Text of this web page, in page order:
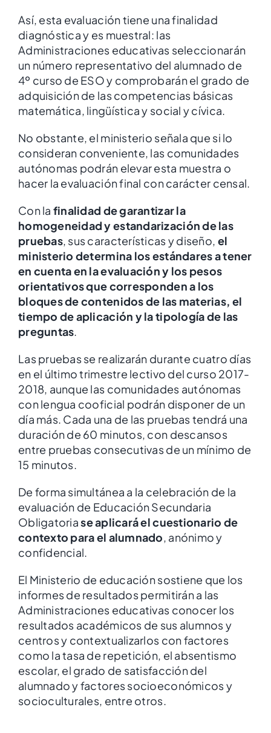
Así, esta evaluación tiene una finalidad
diagnóstica y es muestral: las
Administraciones educativas seleccionarán
un número representativo del alumnado de
4º curso de ESO y comprobarán el grado de
adquisición de las competencias básicas
matemática, lingüística y social y cívica.
No obstante, el ministerio señala que si lo
consideran conveniente, las comunidades
autónomas podrán elevar esta muestra o
hacer la evaluación final con carácter censal.
Con la finalidad de garantizar la
homogeneidad y estandarización de las
pruebas, sus características y diseño, el
ministerio determina los estándares a tener
en cuenta en la evaluación y los pesos
orientativos que corresponden a los
bloques de contenidos de las materias, el
tiempo de aplicación y la tipología de las
preguntas.
Las pruebas se realizarán durante cuatro días
en el último trimestre lectivo del curso 2017-
2018, aunque las comunidades autónomas
con lengua cooficial podrán disponer de un
día más. Cada una de las pruebas tendrá una
duración de 60 minutos, con descansos
entre pruebas consecutivas de un mínimo de
15 minutos.
De forma simultánea a la celebración de la
evaluación de Educación Secundaria
Obligatoriase aplicará el cuestionario de
contexto para el alumnado, anónimo y
confidencial.
El Ministerio de educación sostiene que los
informes de resultados permitirán a las
Administraciones educativas conocer los
resultados académicos de sus alumnos y
centros y contextualizarlos con factores
como la tasa de repetición, el absentismo
escolar, el grado de satisfacción del
alumnado y factores socioeconómicos y
socioculturales, entre otros.